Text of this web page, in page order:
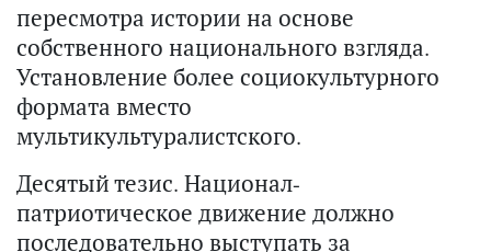
пересмотра истории на основе
собственного национального взгляда.
Установление более социокультурного
формата вместо
мультикультуралистского.
Десятый тезис. Национал-
патриотическое движение должно
последовательно выступать за